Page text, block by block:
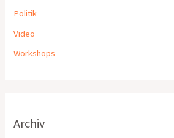
Politik
Video
Workshops
Archiv